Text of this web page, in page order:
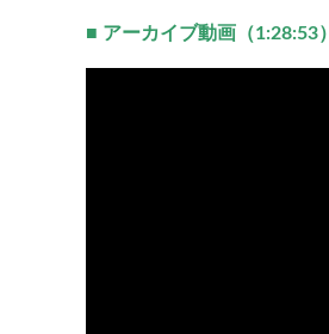
■ アーカイブ動画（1:28:53）